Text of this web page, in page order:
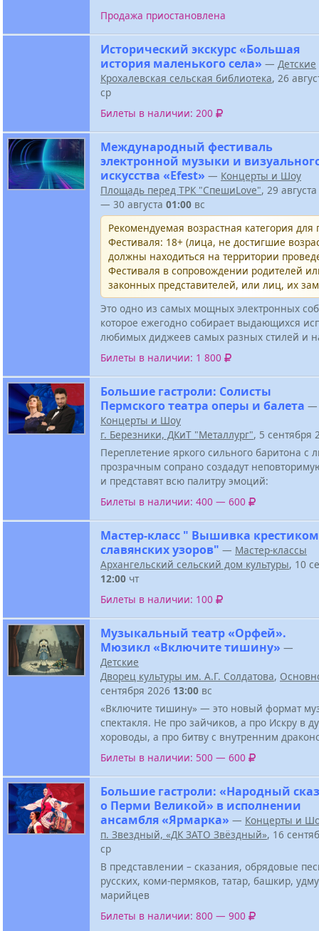
Продажа приостановлена
Исторический экскурс «Большая
история маленького села» — Детские
Крохалевская сельская библиотека, 26
ср
Билеты в наличии: 200
Международный фестиваль
электронной музыки и
искусства «Efest» — Концерты и Шоу
Площадь перед ТРК "СпешиLove", 29
— 30 августа 01:00 вс
Рекомендуемая возрастная категория
Фестиваля: 18+ (лица, не достигшие
должны находиться на территории
Фестиваля в сопровождении родителей
законных представителей, или лиц, их
Это одно из самых мощных электронных
которое ежегодно собирает выдающихся
любимых диджеев самых разных стилей и
Билеты в наличии: 1 800
Большие гастроли: Солисты
Пермского театра оперы и балета —
Концерты и Шоу
г. Березники, ДКиТ "Металлург", 5 сентября
Переплетение яркого сильного баритона с
прозрачным сопрано создадут
и представят всю палитру эмоций:
Билеты в наличии: 400 — 600
Мастер-класс " Вышивка крестиком
славянских узоров" — Мастер-классы
Архангельский сельский дом культуры, 10
12:00 чт
Билеты в наличии: 100
Музыкальный театр «Орфей».
Мюзикл «Включите тишину» —
Детские
Дворец культуры им. А.Г. Солдатова,
сентября 2026 13:00 вс
«Включите тишину» — это новый формат
спектакля. Не про зайчиков, а про Искру в
хороводы, а про битву с внутренним
Билеты в наличии: 500 — 600
Большие гастроли: «Народный сказ
о Перми Великой» в исполнении
ансамбля «Ярмарка» — Концерты и
п. Звездный, «ДК ЗАТО Звёздный», 16
ср
В представлении – сказания, обрядовые
русских, коми-пермяков, татар, башкир,
марийцев
Билеты в наличии: 800 — 900